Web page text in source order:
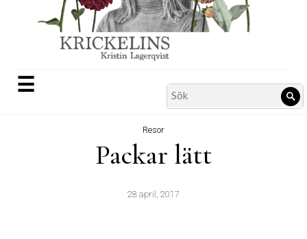
☰
Search
for:
Resor
Packar lätt
28 april, 2017